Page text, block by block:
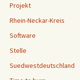
Projekt
Rhein-Neckar-Kreis
Software
Stelle
Suedwestdeutschland